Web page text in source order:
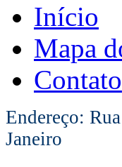
Início
Mapa
Contato
Endereço:
Janeiro